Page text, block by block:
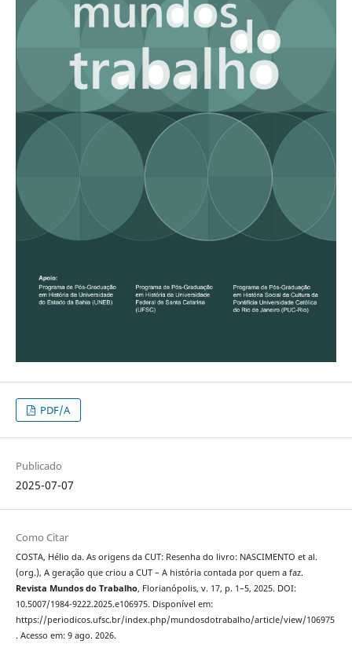
PDF/A
Publicado
2025-07-07
Como Citar
COSTA, Hélio da. As origens da CUT: Resenha do livro: NASCIMENTO et al.
(org.), A geração que criou a CUT – A história contada por quem a faz.
Revista Mundos do Trabalho, Florianópolis, v. 17, p. 1–5, 2025. DOI:
10.5007/1984-9222.2025.e106975. Disponível em:
https://periodicos.ufsc.br/index.php/mundosdotrabalho/article/view/106975
. Acesso em: 9 ago. 2026.